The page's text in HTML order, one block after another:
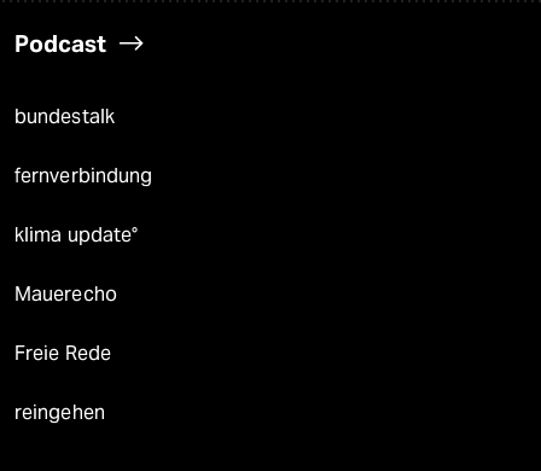
Podcast
bundestalk
fernverbindung
klima update°
Mauerecho
Freie Rede
reingehen